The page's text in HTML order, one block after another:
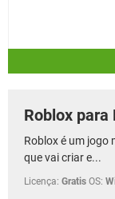
Roblox para
Roblox é um
que vai criar e...
Licença: Gratis OS: